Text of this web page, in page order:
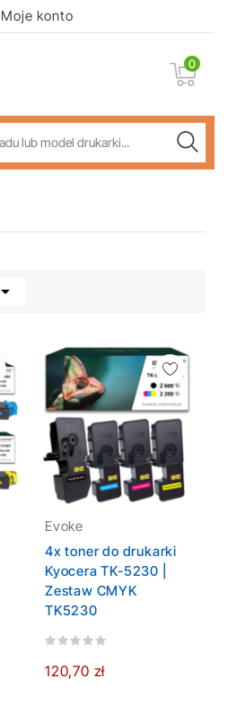
Moje konto
0

Evoke
4x toner do drukarki
Kyocera TK-5230 |
Zestaw CMYK
TK5230
120,70 zł